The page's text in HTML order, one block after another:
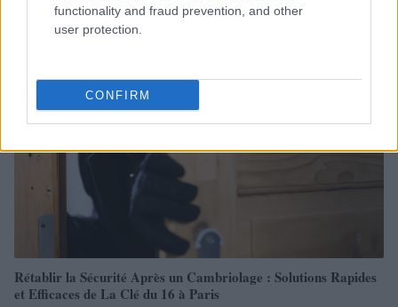
functionality and fraud prevention, and other
user protection.
CONFIRM
À lire aussi
Rétablir la Sécurité Après un Cambriolage : Solutions Rapides
et Efficaces de La Clé du 16 à Paris